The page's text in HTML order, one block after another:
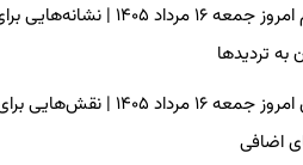
فال اسم امروز جمعه ۱۶
به تردیدها
فال چای امروز جمعه ۱۶
اضافی